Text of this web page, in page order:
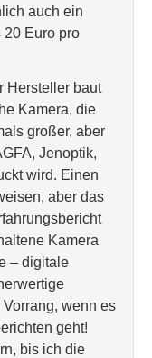
auch ein
Euro pro
Hersteller baut
Kamera, die
großer, aber
Jenoptik,
wird. Einen
aber das
Kamera
– digitale
wenn es
geht!
bis ich die